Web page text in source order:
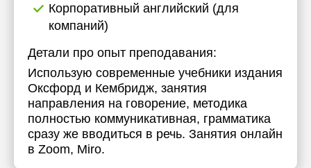
Корпоративный английский (для
компаний)
Детали про опыт преподавания:
Использую современные учебники издания
Оксфорд и Кембридж, занятия
направления на говорение, методика
полностью коммуникативная, грамматика
сразу же вводиться в речь. Занятия онлайн
в Zoom, Miro.